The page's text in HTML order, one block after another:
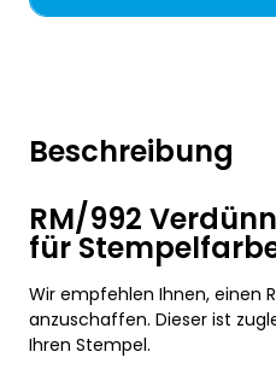
Beschreibung
RM/992
für
Wir empfehlen Ihnen, einen
anzuschaffen. Dieser ist
Ihren Stempel.